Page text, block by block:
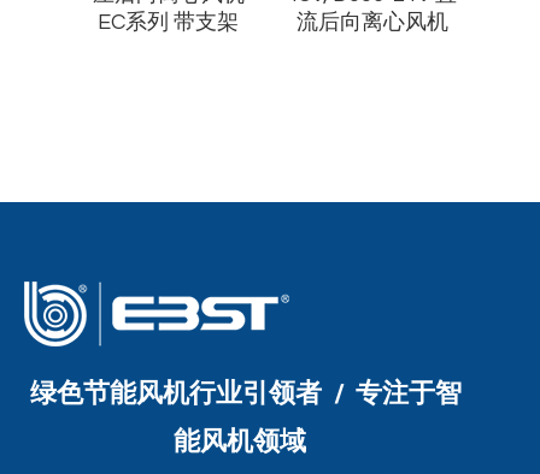
EC系列 带支架
流后向离心风机
绿色节能风机行业引领者 / 专注于智
能风机领域